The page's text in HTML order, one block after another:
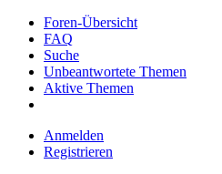
Foren-Übersicht
FAQ
Suche
Unbeantwortete Themen
Aktive Themen
Anmelden
Registrieren